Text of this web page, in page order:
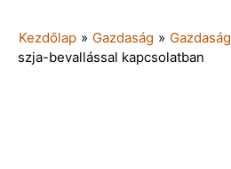
Kezdőlap » Gazdaság » Gazdaság
szja-bevallással kapcsolatban